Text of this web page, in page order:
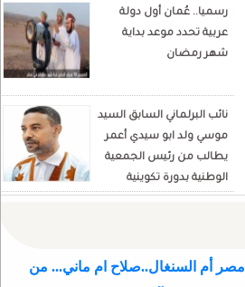
Écrivain et analyste
politique
رسميا.. عُمان أول دولة
عربية تحدد موعد بداية
شهر رمضان
نائب البرلماني السابق السيد
موسي ولد ابو سيدي أعمر
يطالب من رئيس الجمعية
الوطنية بدورة تكوينية
للنواب الجديد
مصر أم السنغال..صلاح ام ماني... من